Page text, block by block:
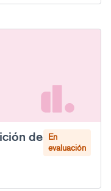
de En
evaluación